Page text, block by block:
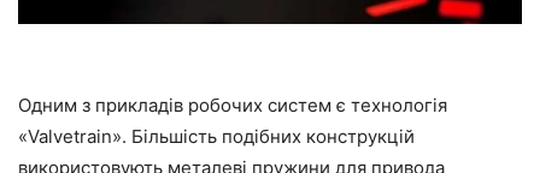
Одним з прикладів робочих систем є технологія
«Valvetrain». Більшість подібних конструкцій
використовують металеві пружини для привода